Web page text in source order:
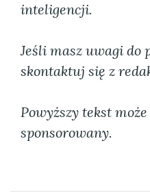
inteligencji.
Jeśli masz uwagi do
skontaktuj się z
Powyższy tekst
sponsorowany.